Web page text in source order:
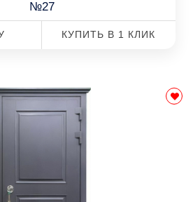
№27
КУПИТЬ В 1 КЛИК